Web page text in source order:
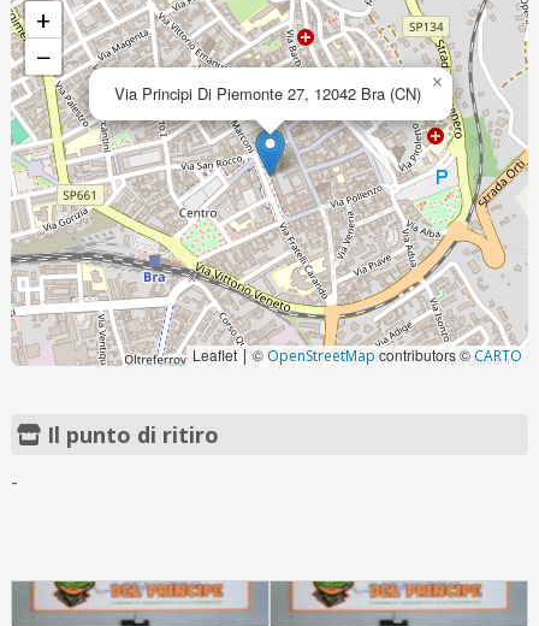
Via Principi Di Piemonte 27, 12042 Bra (CN) ×
+
−
Leaflet|© OpenStreetMap contributors ©CARTO
Il punto di ritiro
-